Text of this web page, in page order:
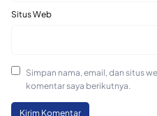
Situs Web
Simpan nama, email, dan situs
komentar saya berikutnya.